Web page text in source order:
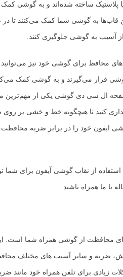
پلاستیک ساخته شده‌اند و به گوشی کمک
به گوشی شما کمک می‌کنند تا در
آسیب به گوشی جلوگیری کنند.
محافظ برای گوشی خود نیز می‌توانید
قرار می‌گیرند و به گوشی کمک
ال سی دی گوشی یکی از مهم‌ترین
کنید تا هیچگونه خط و خشی بر
ایفون خود را در برابر ضربه محافظت
استفاده از نقاب گوشی آیفون برای شما
با ما همراه باشید.
محافظت از گوشی همراه شما است.
ضربه و سایر آسیب های مختلف
زیادی برای تلفن همراه خود مانند